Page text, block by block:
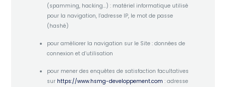
(spamming, hacking…) : matériel informatique utilisé
pour la navigation, l’adresse IP, le mot de passe
(hashé)
pour améliorer la navigation sur le Site : données de
connexion et d’utilisation
pour mener des enquêtes de satisfaction facultatives
sur https://www.hsmg-developpement.com : adresse